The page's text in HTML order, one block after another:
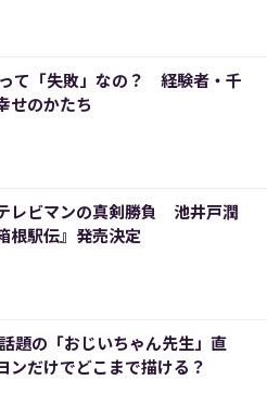
て「失敗」なの？ 経験者・千
せのかたち
レビマンの真剣勝負 池井戸潤
根駅伝』発売決定
題の「おじいちゃん先生」直
だけでどこまで描ける？